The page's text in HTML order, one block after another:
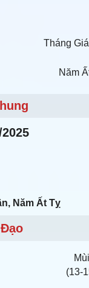
Tháng
Năm
Năm Ất Tỵ
Mùi
(13-